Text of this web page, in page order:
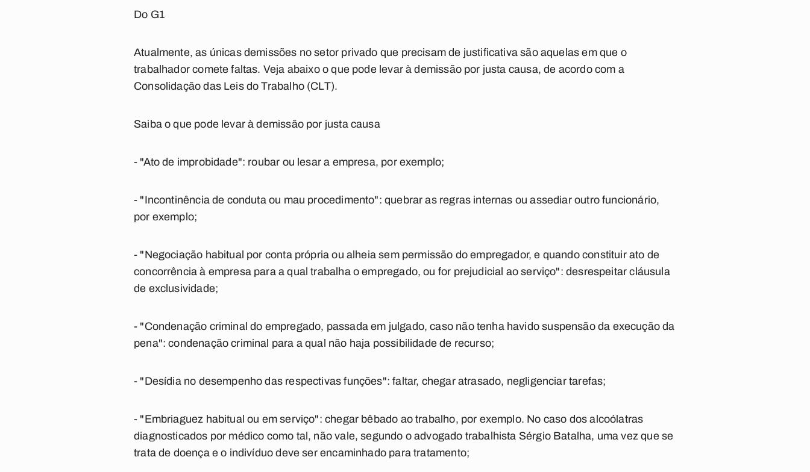
Do G1
Atualmente, as únicas demissões no setor privado que precisam de justificativa são aquelas em que o
trabalhador comete faltas. Veja abaixo o que pode levar à demissão por justa causa, de acordo com a
Consolidação das Leis do Trabalho (CLT).
Saiba o que pode levar à demissão por justa causa
- "Ato de improbidade": roubar ou lesar a empresa, por exemplo;
- "Incontinência de conduta ou mau procedimento": quebrar as regras internas ou assediar outro funcionário,
por exemplo;
- "Negociação habitual por conta própria ou alheia sem permissão do empregador, e quando constituir ato de
concorrência à empresa para a qual trabalha o empregado, ou for prejudicial ao serviço": desrespeitar cláusula
de exclusividade;
- "Condenação criminal do empregado, passada em julgado, caso não tenha havido suspensão da execução da
pena": condenação criminal para a qual não haja possibilidade de recurso;
- "Desídia no desempenho das respectivas funções": faltar, chegar atrasado, negligenciar tarefas;
- "Embriaguez habitual ou em serviço": chegar bêbado ao trabalho, por exemplo. No caso dos alcoólatras
diagnosticados por médico como tal, não vale, segundo o advogado trabalhista Sérgio Batalha, uma vez que se
trata de doença e o indivíduo deve ser encaminhado para tratamento;